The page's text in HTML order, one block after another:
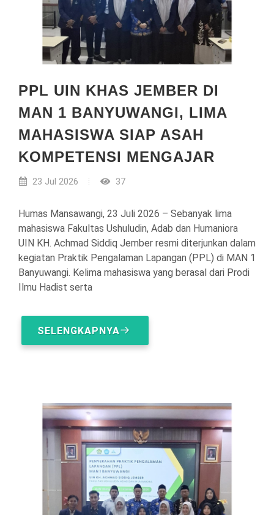
PPL UIN KHAS JEMBER DI
MAN 1 BANYUWANGI, LIMA
MAHASISWA SIAP ASAH
KOMPETENSI MENGAJAR
23 Jul 2026 37
Humas Mansawangi, 23 Juli 2026 – Sebanyak lima
mahasiswa Fakultas Ushuludin, Adab dan Humaniora
UIN KH. Achmad Siddiq Jember resmi diterjunkan dalam
kegiatan Praktik Pengalaman Lapangan (PPL) di MAN 1
Banyuwangi. Kelima mahasiswa yang berasal dari Prodi
Ilmu Hadist serta
SELENGKAPNYA